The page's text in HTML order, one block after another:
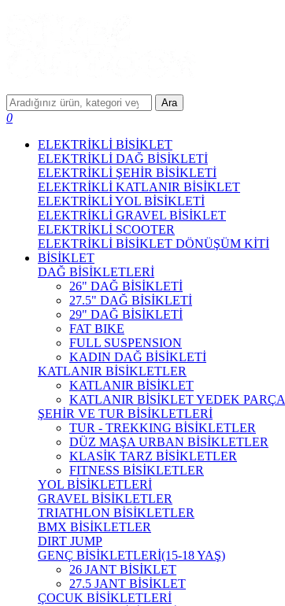
Ara
0
ELEKTRİKLİ BİSİKLET
ELEKTRİKLİ DAĞ BİSİKLETİ
ELEKTRİKLİ ŞEHİR BİSİKLETİ
ELEKTRİKLİ KATLANIR BİSİKLET
ELEKTRİKLİ YOL BİSİKLETİ
ELEKTRİKLİ GRAVEL BİSİKLET
ELEKTRİKLİ SCOOTER
ELEKTRİKLİ BİSİKLET DÖNÜŞÜM KİTİ
BİSİKLET
DAĞ BİSİKLETLERİ
26" DAĞ BİSİKLETİ
27.5" DAĞ BİSİKLETİ
29" DAĞ BİSİKLETİ
FAT BIKE
FULL SUSPENSION
KADIN DAĞ BİSİKLETİ
KATLANIR BİSİKLETLER
KATLANIR BİSİKLET
KATLANIR BİSİKLET YEDEK PARÇA
ŞEHİR VE TUR BİSİKLETLERİ
TUR - TREKKING BİSİKLETLER
DÜZ MAŞA URBAN BİSİKLETLER
KLASİK TARZ BİSİKLETLER
FITNESS BİSİKLETLER
YOL BİSİKLETLERİ
GRAVEL BİSİKLETLER
TRIATHLON BİSİKLETLER
BMX BİSİKLETLER
DIRT JUMP
GENÇ BİSİKLETLERİ(15-18 YAŞ)
26 JANT BİSİKLET
27.5 JANT BİSİKLET
ÇOCUK BİSİKLETLERİ